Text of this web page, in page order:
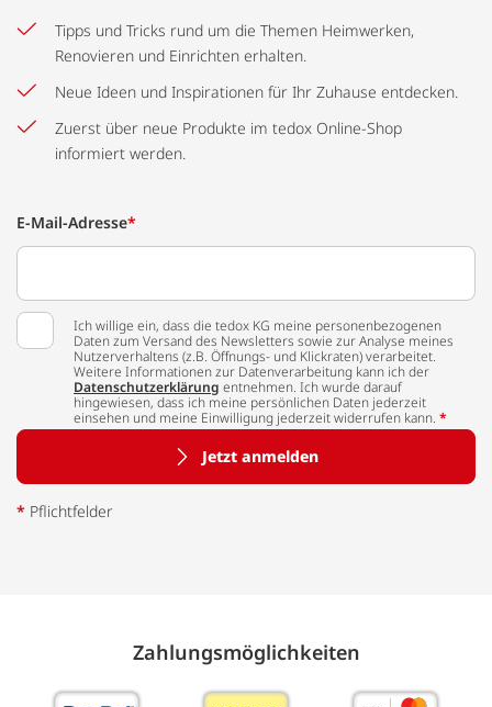
Tipps und Tricks rund um die Themen Heimwerken,
Renovieren und Einrichten erhalten.
Neue Ideen und Inspirationen für Ihr Zuhause entdecken.
Zuerst über neue Produkte im tedox Online-Shop
informiert werden.
E-Mail-Adresse*
Ich willige ein, dass die tedox KG meine personenbezogenen
Daten zum Versand des Newsletters sowie zur Analyse meines
Nutzerverhaltens (z.B. Öffnungs- und Klickraten) verarbeitet.
Weitere Informationen zur Datenverarbeitung kann ich der
Datenschutzerklärung entnehmen. Ich wurde darauf
hingewiesen, dass ich meine persönlichen Daten jederzeit
einsehen und meine Einwilligung jederzeit widerrufen kann. *
Jetzt anmelden
* Pflichtfelder
Zahlungs­möglich­keiten